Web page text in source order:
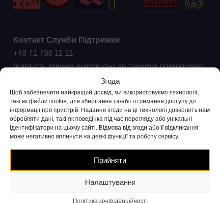
Згода
Щоб забезпечити найкращий досвід, ми використовуємо технології,
такі як файли cookie, для зберігання та/або отримання доступу до
інформації про пристрій. Надання згоди на ці технології дозволить нам
обробляти дані, такі як поведінка під час перегляду або унікальні
ідентифікатори на цьому сайті. Відмова від згоди або її відкликання
може негативно вплинути на деякі функції та роботу сервісу.
Прийняти
Налаштування
Політика конфіденційності
Контакт Служби Підтримки
+48 71 738 11 11
(вартість дзвінка відповідно до тарифів операторів)
Скарги та запити
ck@wroclawskirower.pl
Для ЗМІ
Співпраця: +48 696 003 711
e-mail:media@nextbike.pl
biuro@nextbike.pl